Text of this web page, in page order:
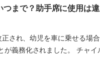
まで？助手席に使用は
され、幼児を車に乗せる場
が義務化されました。 チャ